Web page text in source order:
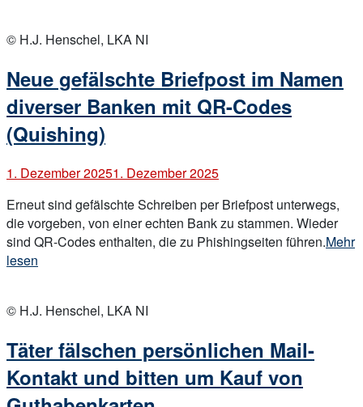
am
Telefon.
Bekannte
mit
Inhalten.“
post
© H.J. Henschel, LKA NI
Neue gefälschte Briefpost im Namen
diverser Banken mit QR-Codes
(Quishing)
1. Dezember 20251. Dezember 2025
Erneut sind gefälschte Schreiben per Briefpost unterwegs,
die vorgeben, von einer echten Bank zu stammen. Wieder
sind QR-Codes enthalten, die zu Phishingseiten führen.„Neue
Mehr
lesen
post
© H.J. Henschel, LKA NI
Täter fälschen persönlichen Mail-
Kontakt und bitten um Kauf von